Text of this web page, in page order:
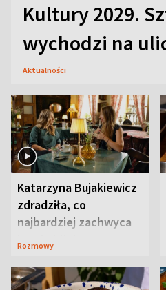
Kultury 2029.
wychodzi na
Aktualności
Katarzyna Bujakiewicz
zdradziła, co
najbardziej zachwyca
ją w Lublinie
Rozmowy